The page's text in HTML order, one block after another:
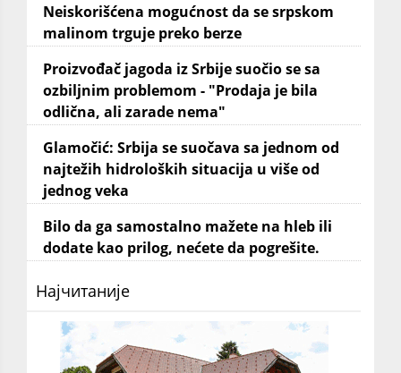
Neiskorišćena mogućnost da se srpskom
malinom trguje preko berze
Proizvođač jagoda iz Srbije suočio se sa
ozbiljnim problemom - "Prodaja je bila
odlična, ali zarade nema"
Glamočić: Srbija se suočava sa jednom od
najtežih hidroloških situacija u više od
jednog veka
Bilo da ga samostalno mažete na hleb ili
dodate kao prilog, nećete da pogrešite.
Најчитаније